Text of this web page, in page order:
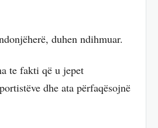
duhen ndihmuar.
te fakti që u jepet
dhe ata përfaqësojnë